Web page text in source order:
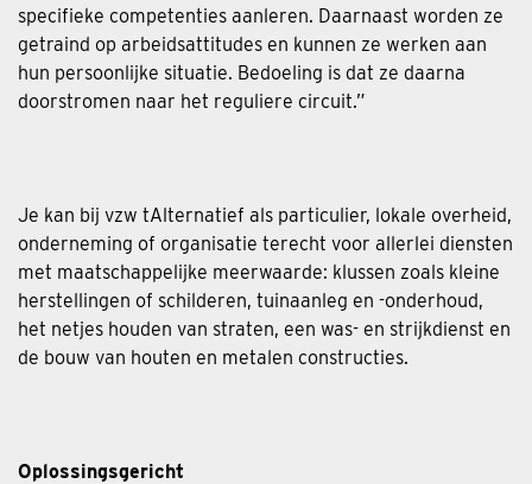
specifieke competenties aanleren. Daarnaast worden ze
getraind op arbeidsattitudes en kunnen ze werken aan
hun persoonlijke situatie. Bedoeling is dat ze daarna
doorstromen naar het reguliere circuit.”
Je kan bij vzw tAlternatief als particulier, lokale overheid,
onderneming of organisatie terecht voor allerlei diensten
met maatschappelijke meerwaarde: klussen zoals kleine
herstellingen of schilderen, tuinaanleg en -onderhoud,
het netjes houden van straten, een was- en strijkdienst en
de bouw van houten en metalen constructies.
Oplossingsgericht